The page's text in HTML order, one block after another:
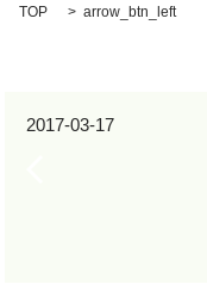
TOP arrow_btn_left
2017-03-17